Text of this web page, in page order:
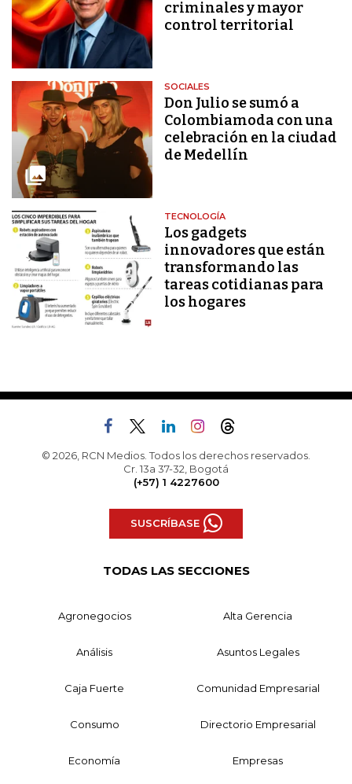
criminales y mayor
control territorial
SOCIALES
Don Julio se sumó a
Colombiamoda con una
celebración en la ciudad
de Medellín
TECNOLOGÍA
Los gadgets
innovadores que están
transformando las
tareas cotidianas para
los hogares
© 2026, RCN Medios. Todos los derechos reservados.
Cr. 13a 37-32, Bogotá
(+57) 1 4227600
SUSCRÍBASE
TODAS LAS SECCIONES
Agronegocios Alta Gerencia
Análisis Asuntos Legales
Caja Fuerte Comunidad Empresarial
Consumo Directorio Empresarial
Economía Empresas